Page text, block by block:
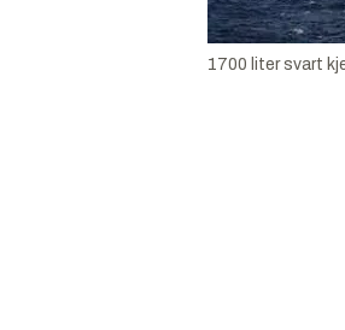
1700 liter svart